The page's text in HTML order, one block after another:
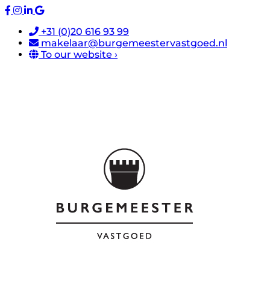
+31 (0)20 616 93 99
makelaar@burgemeestervastgoed.nl
To our website ›